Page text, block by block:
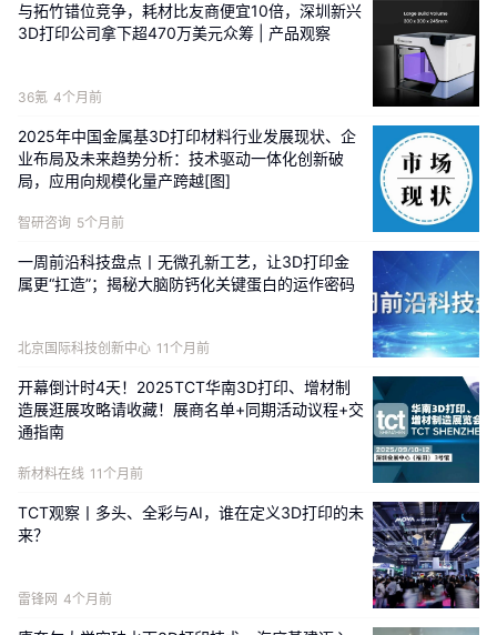
抽料、进料和冲刷，导致打印一个多色模型动辄数十小
时，产生大量废料，且较难支持多材料混合打印。这对
快造科技选择突破更难的技术创新路线。其旗舰产品U1
采用4独立工具头+SnapSwap™快速换头系统的全新架
构，从底层重新设计多色打印的工作流。相较传统方
案，U1实现了5倍打印效率提升、耗材浪费减少约
80%。这不是参数层面的渐进优化，而是架构层面的代
际跨越。
与拓竹错位竞争，耗材比友商便宜10倍，深圳新兴
3D打印公司拿下超470万美元众筹 | 产品观察
36氪 4个月前
2025年中国金属基3D打印材料‌行业发展现状、企
业布局及未来趋势分析：技术驱动一体化创新破
局，应用向规模化量产跨越[图]
智研咨询 5个月前
一周前沿科技盘点丨无微孔新工艺，让3D打印金
属更“扛造”；揭秘大脑防钙化关键蛋白的运作密码
北京国际科技创新中心 11个月前
开幕倒计时4天！2025TCT华南3D打印、增材制
造展逛展攻略请收藏！展商名单+同期活动议程+交
通指南
新材料在线 11个月前
TCT观察丨多头、全彩与AI，谁在定义3D打印的未
来？
雷锋网 4个月前